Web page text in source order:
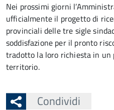
Nei prossimi giorni
ufficialmente il progetto di
provinciali delle tre sigle
soddisfazione per il pronto
tradotto la loro richiesta in un
territorio.
Condividi